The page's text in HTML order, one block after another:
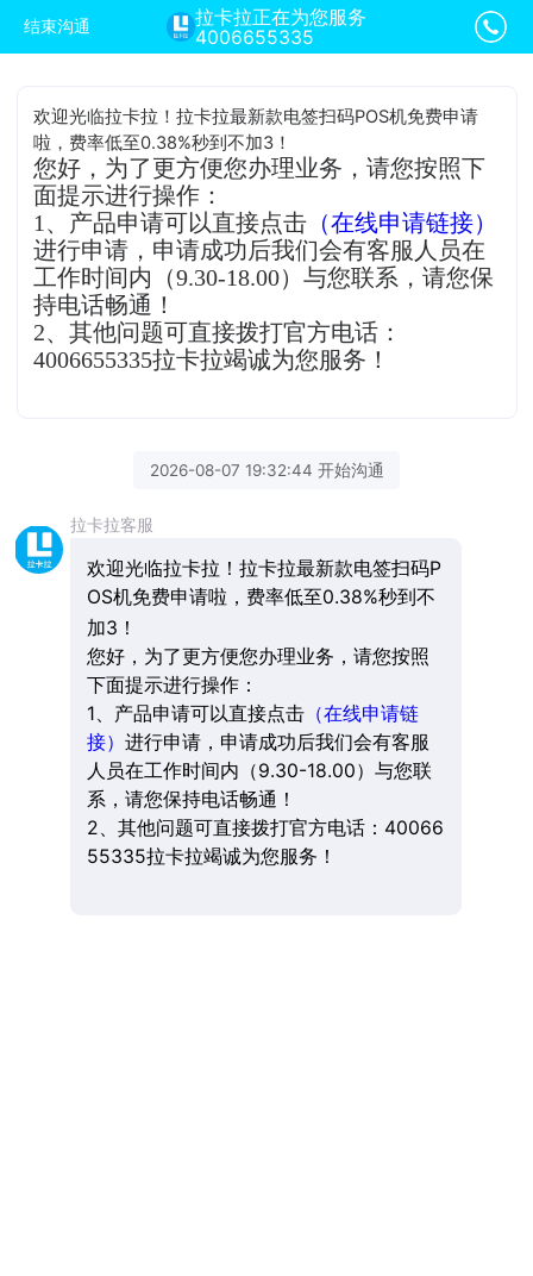
结束沟通
拉卡拉正在为您服务
4006655335
欢迎光临拉卡拉！拉卡拉最新款电签扫码POS机免费申请
啦，费率低至0.38%秒到不加3！
您好，为了更方便您办理业务，请您按照下
面提示进行操作：
1、产品申请可以直接点击 （在线申请链接）
进行申请，申请成功后我们会有客服人员在
工作时间内（9.30-18.00）与您联系，请您保
持电话畅通！
2、其他问题可直接拨打官方电话：
4006655335拉卡拉竭诚为您服务！
2026-08-07 19:32:44 开始沟通
拉卡拉客服
欢迎光临拉卡拉！拉卡拉最新款电签扫码P
OS机免费申请啦，费率低至0.38%秒到不
加3！
您好，为了更方便您办理业务，请您按照
下面提示进行操作：
1、产品申请可以直接点击（在线申请链
接） 进行申请，申请成功后我们会有客服
人员在工作时间内（9.30-18.00）与您联
系，请您保持电话畅通！
2、其他问题可直接拨打官方电话：40066
55335拉卡拉竭诚为您服务！